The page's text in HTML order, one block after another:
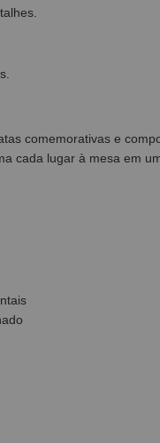
comemorativas e
cada lugar à mesa em